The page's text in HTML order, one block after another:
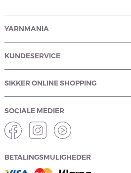
YARNMANIA
KUNDESERVICE
SIKKER ONLINE SHOPPING
SOCIALE MEDIER
BETALINGSMULIGHEDER